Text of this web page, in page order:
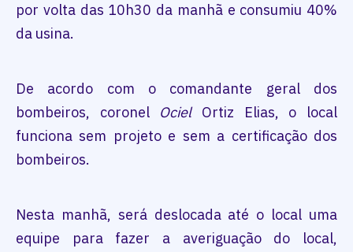
por volta das 10h30 da manhã e consumiu 40%
da usina.
De acordo com o comandante geral dos
bombeiros, coronel Ociel Ortiz Elias, o local
funciona sem projeto e sem a certificação dos
bombeiros.
Nesta manhã, será deslocada até o local uma
equipe para fazer a averiguação do local,